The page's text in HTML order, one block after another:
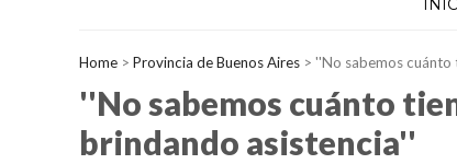
Home > Provincia de Buenos Aires > ''No sabemos cuánto
''No sabemos cuánto
brindando asistencia''